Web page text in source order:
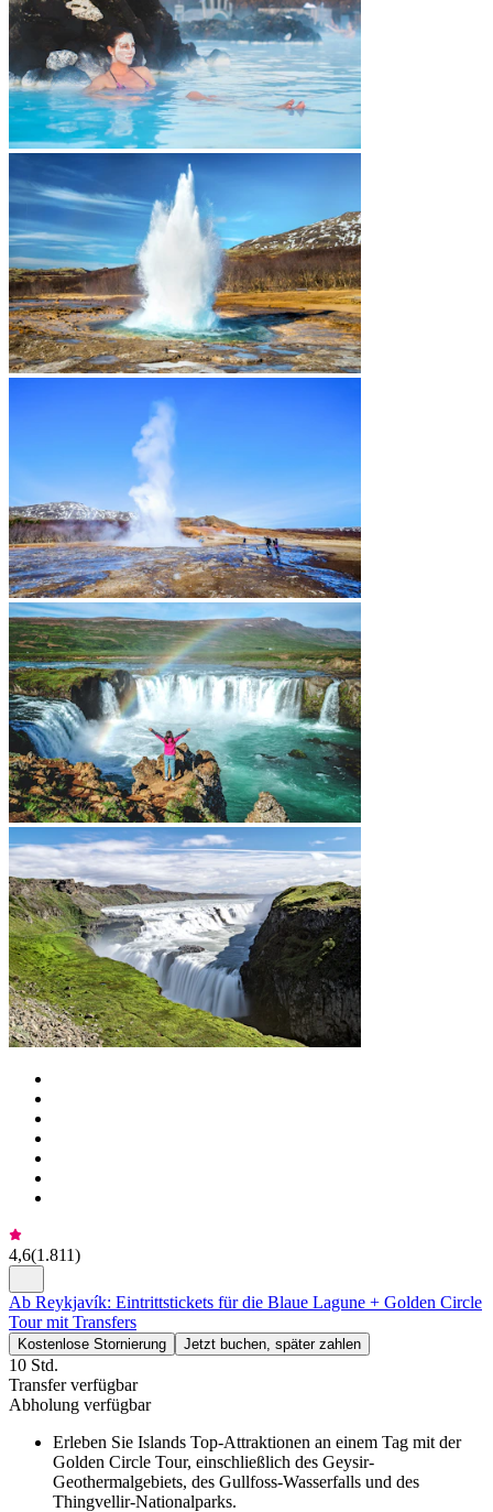
4,6(1.811)
Ab Reykjavík: Eintrittstickets für die Blaue Lagune + Golden Circle
Tour mit Transfers
Kostenlose Stornierung Jetzt buchen, später zahlen
10 Std.
Transfer verfügbar
Abholung verfügbar
Erleben Sie Islands Top-Attraktionen an einem Tag mit der
Golden Circle Tour, einschließlich des Geysir-
Geothermalgebiets, des Gullfoss-Wasserfalls und des
Thingvellir-Nationalparks.